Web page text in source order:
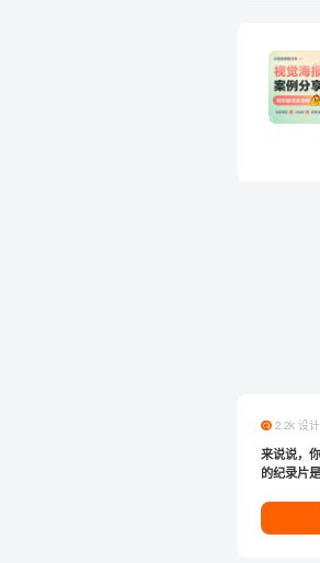
2.2k 设
来说说，
的纪录片